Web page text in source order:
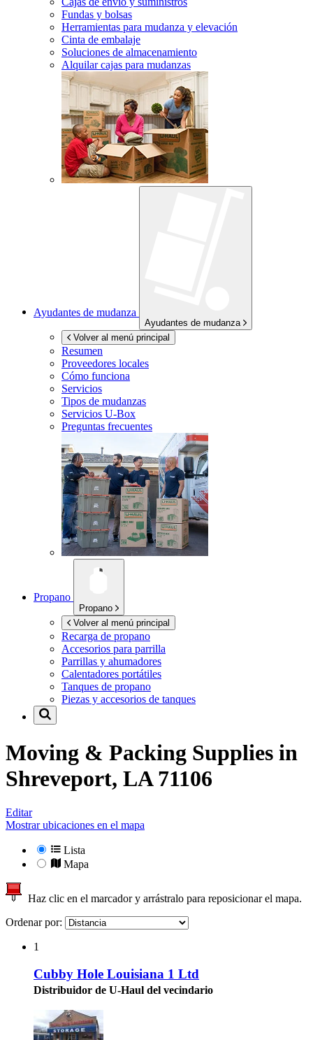
Fundas y bolsas
Herramientas para mudanza y elevación
Cinta de embalaje
Soluciones de almacenamiento
Alquilar cajas para mudanzas
Ayudantes de mudanza
Ayudantes de mudanza
Volver al menú principal
Resumen
Proveedores locales
Cómo funciona
Servicios
Tipos de mudanzas
Servicios U-Box
Preguntas frecuentes
Propano
Propano
Volver al menú principal
Recarga de propano
Accesorios para parrilla
Parrillas y ahumadores
Calentadores portátiles
Tanques de propano
Piezas y accesorios de tanques
Moving & Packing Supplies in
Shreveport, LA 71106
Editar
Mostrar ubicaciones en el mapa
Lista
Mapa
Haz clic en el marcador y arrástralo para reposicionar el mapa.
Ordenar por:
1
Cubby Hole Louisiana 1 Ltd
Distribuidor de U-Haul del vecindario